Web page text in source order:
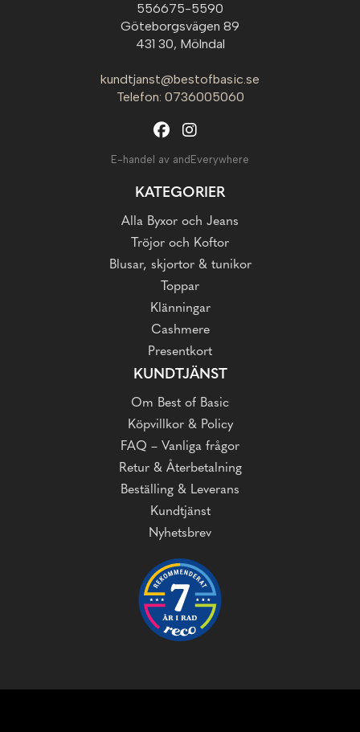
556675-5590
Göteborgsvägen 89
431 30, Mölndal
kundtjanst@bestofbasic.se
Telefon: 0736005060
E-handel av andEverywhere
KATEGORIER
Alla Byxor och Jeans
Tröjor och Koftor
Blusar, skjortor & tunikor
Toppar
Klänningar
Cashmere
Presentkort
KUNDTJÄNST
Om Best of Basic
Köpvillkor & Policy
FAQ – Vanliga frågor
Retur & Återbetalning
Beställing & Leverans
Kundtjänst
Nyhetsbrev